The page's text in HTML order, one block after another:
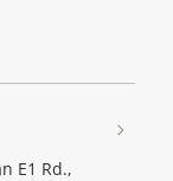
E1 Rd.,